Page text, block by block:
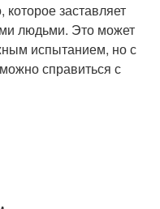
заставляет
людьми. Это может
испытанием, но с
справиться с